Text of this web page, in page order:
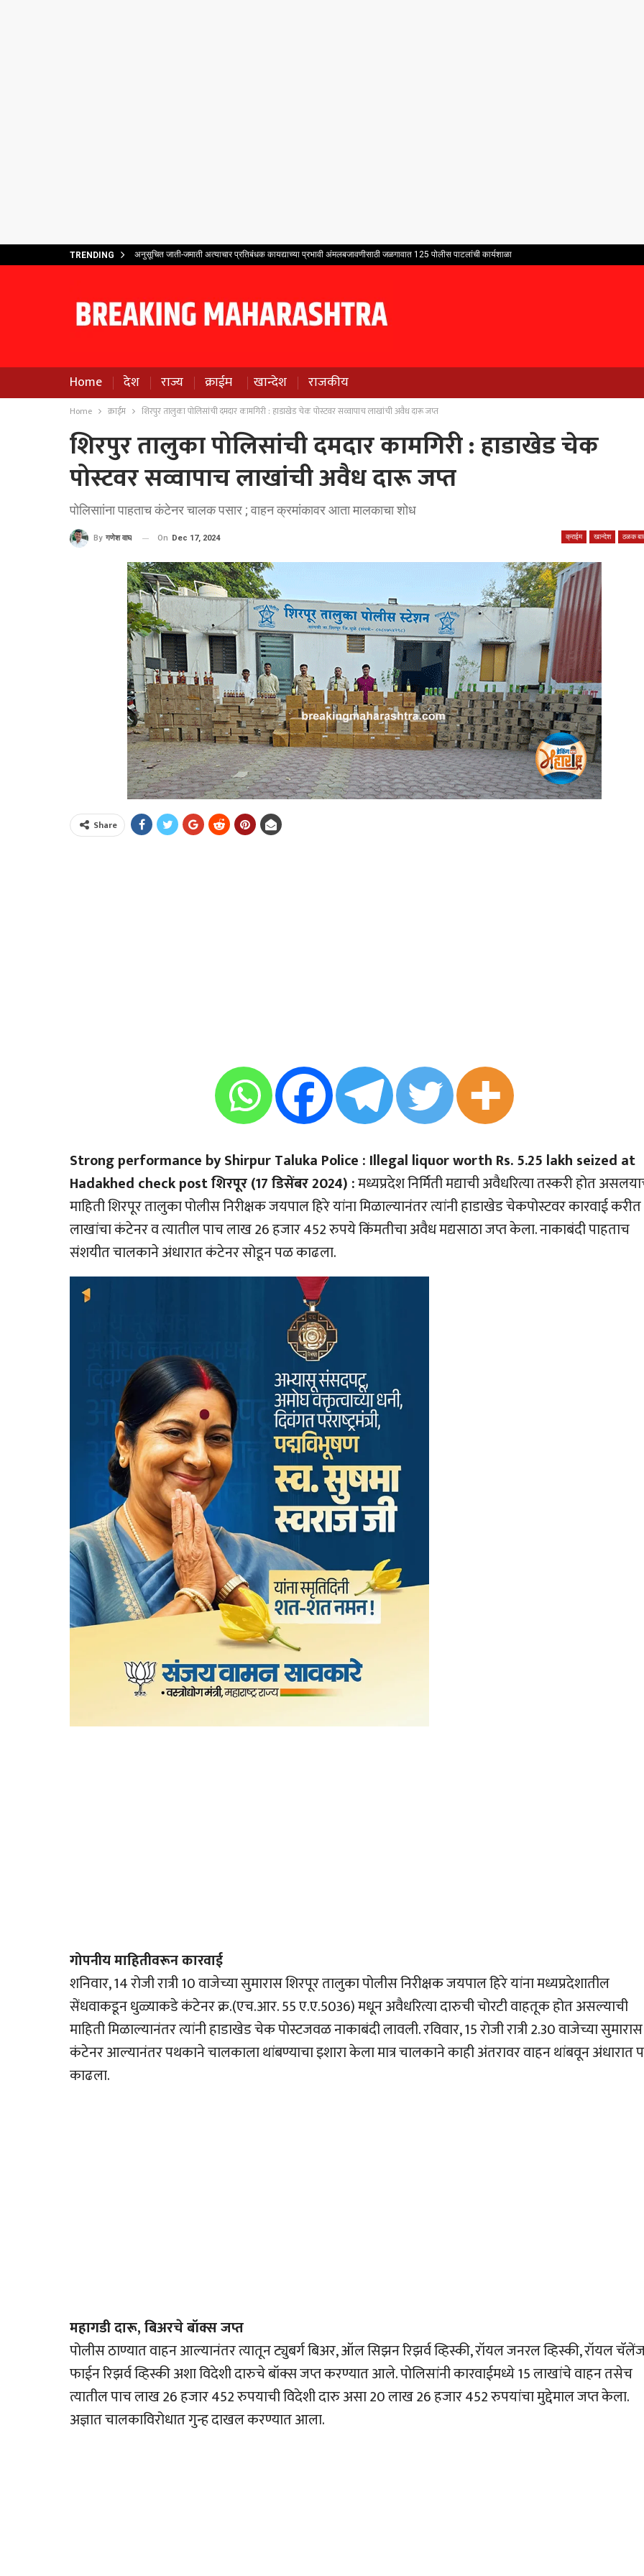
TRENDING अनुसूचित जाती-जमाती अत्याचार प्रतिबंधक कायद्याच्या प्रभावी अंमलबजावणीसाठी जळगावात 125 पोलीस पाटलांची कार्यशाळा
Home देश राज्य क्राईम खान्देश राजकीय
Home क्राईम शिरपुर तालुका पोलिसांची दमदार कामगिरी : हाडाखेड चेक पोस्टवर सव्वापाच लाखांची अवैध दारू जप्त
शिरपुर तालुका पोलिसांची दमदार कामगिरी : हाडाखेड चेक
पोस्टवर सव्वापाच लाखांची अवैध दारू जप्त
पोलिसाांना पाहताच कंटेनर चालक पसार ; वाहन क्रमांकावर आता मालकाचा शोध
क्राईम खान्देश ठळक
By गणेश वाघ On Dec 17, 2024
Share
Strong performance by Shirpur Taluka Police : Illegal liquor worth Rs. 5.25 lakh seized at
Hadakhed check post शिरपूर (17 डिसेंबर 2024) :मध्यप्रदेश निर्मिती मद्याची अवैधरित्या तस्करी होत
माहिती शिरपूर तालुका पोलीस निरीक्षक जयपाल हिरे यांना मिळाल्यानंतर त्यांनी हाडाखेड चेकपोस्टवर कारवाई
लाखांचा कंटेनर व त्यातील पाच लाख 26 हजार 452 रुपये किंमतीचा अवैध मद्यसाठा जप्त केला. नाकाबंदी पाहताच
संशयीत चालकाने अंधारात कंटेनर सोडून पळ काढला.
गोपनीय माहितीवरून कारवाई
शनिवार, 14 रोजी रात्री 10 वाजेच्या सुमारास शिरपूर तालुका पोलीस निरीक्षक जयपाल हिरे यांना मध्यप्रदेशातील
सेंधवाकडून धुळ्याकडे कंटेनर क्र.(एच.आर. 55 ए.ए.5036) मधून अवैधरित्या दारुची चोरटी वाहतूक होत असल्याची
माहिती मिळाल्यानंतर त्यांनी हाडाखेड चेक पोस्टजवळ नाकाबंदी लावली. रविवार, 15 रोजी रात्री 2.30 वाजेच्या सुमारास
कंटेनर आल्यानंतर पथकाने चालकाला थांबण्याचा इशारा केला मात्र चालकाने काही अंतरावर वाहन थांबवून अंधारात
काढला.
महागडी दारू, बिअरचे बॉक्स जप्त
पोलीस ठाण्यात वाहन आल्यानंतर त्यातून ट्युबर्ग बिअर, ऑल सिझन रिझर्व व्हिस्की, रॉयल जनरल व्हिस्की, रॉयल
फाईन रिझर्व व्हिस्की अशा विदेशी दारुचे बॉक्स जप्त करण्यात आले. पोलिसांनी कारवाईमध्ये 15 लाखांचे वाहन तसेच
त्यातील पाच लाख 26 हजार 452 रुपयाची विदेशी दारु असा 20 लाख 26 हजार 452 रुपयांचा मुद्देमाल जप्त केला.
अज्ञात चालकाविरोधात गुन्ह दाखल करण्यात आला.